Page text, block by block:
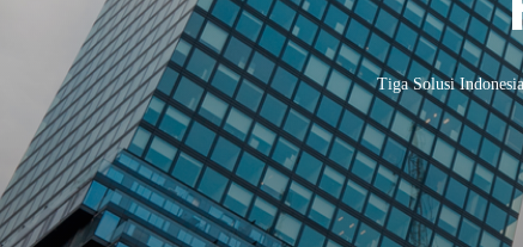
Tiga Solusi Indonesia